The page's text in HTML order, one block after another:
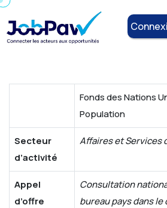
Fonds des Nations
Population
Secteur
d’activité
Affaires et Services
Appel
d’offre
Consultation
bureau pays dans le